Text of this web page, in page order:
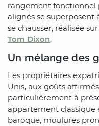
rangement fonctionnel
alignés se
se chausser, réalisée
Tom Dixon.
Un mélange des
Les propriétaires
Unis, aux goûts
particulièrement à
appartement classique
baroque, moulures